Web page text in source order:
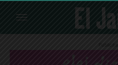
Publicitat